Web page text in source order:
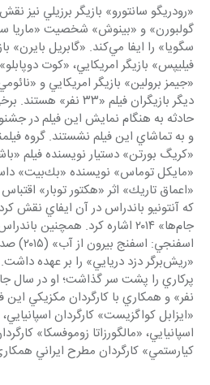
«رودريگو سانتورو» بازيگر برزيلي نيز
گولبورن» و «بينوش» شخصيت «ماريا
سگويا» را ايفا مي‌كند. «گابريل
فيليپس» بازيگر امريكايي، «كوت
«جيمز برولين» بازيگر امريكايي و
«كريگ بورتن» دستيار نويسنده فيلم
«مايكل
جام‌ها» ٢٠١٤ اشاره كرد. همچنين
اسفنجي:
«ريش‌برگر دزد دريايي» را بر عهده
نفر» و همكاري با كارگردان مكزيكي اين
اسپانيايي، «مالگورزاتا زوموفسكا»
كيارستمي» كارگردان مطرح ايراني